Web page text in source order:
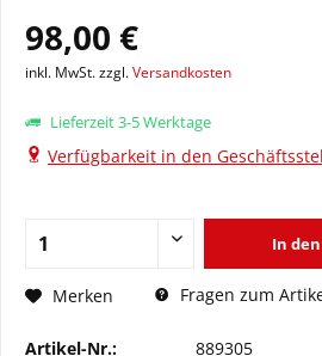
98,00 €
inkl. MwSt. zzgl.Versandkosten
Lieferzeit 3-5 Werktage
Verfügbarkeit in den
In den
Merken Fragen zum
Artikel-Nr.: 889305